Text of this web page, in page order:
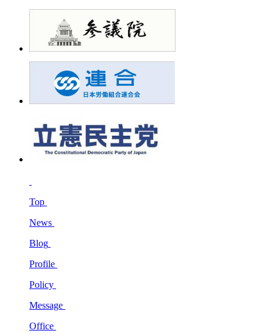
Top
News
Blog
Profile
Policy
Message
Office